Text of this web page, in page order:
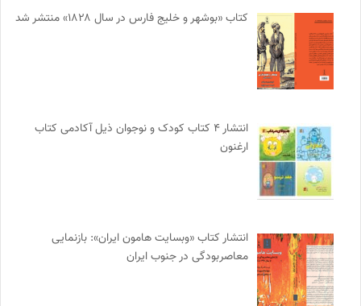
کتاب «بوشهر و خلیج فارس در سال ۱۸۲۸» منتشر شد
انتشار ۴ کتاب کودک و نوجوان ذیل آکادمی کتاب
ارغنون
انتشار کتاب «وبسایت هامون ایران»: بازنمایی
معاصربودگی در جنوب ایران